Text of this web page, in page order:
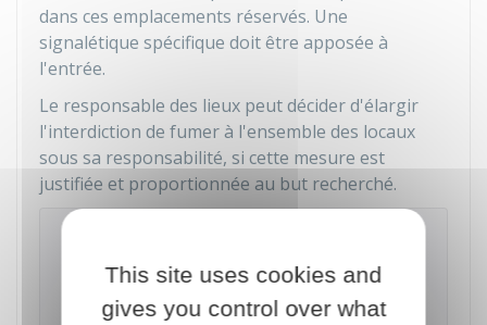
dans ces emplacements réservés. Une
signalétique spécifique doit être apposée à
l'entrée.
Le responsable des lieux peut décider d'élargir
l'interdiction de fumer à l'ensemble des locaux
sous sa responsabilité, si cette mesure est
justifiée et proportionnée au but recherché.
La création des emplacements réservés aux
fumeurs ne peut pas avoir lieu dans des écoles,
collèges, lycées, universités ou dans les
This site uses cookies and
gives you control over what